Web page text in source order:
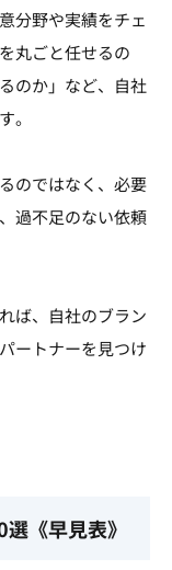
分野や実績をチェ
丸ごと任せるの
のか」など、自社
。
のではなく、必要
過不足のない依頼
ば、自社のブラン
ートナーを見つけ
《早見表》